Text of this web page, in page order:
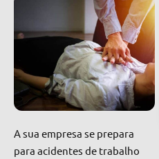
A sua empresa se prepara
para acidentes de trabalho